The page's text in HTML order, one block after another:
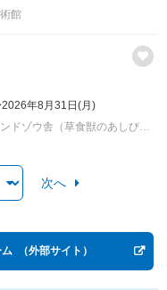
館
年8月31日(月)
沖縄こどもの国 インドゾウ舎（草食獣のあしびなーエリア）
次へ
（外部サイト）